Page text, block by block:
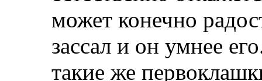
может конечно
зассал и он умнее
такие же